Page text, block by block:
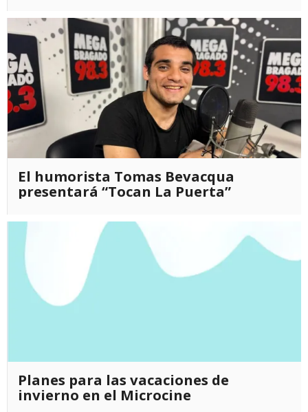
El humorista Tomas Bevacqua
presentará “Tocan La Puerta”
Planes para las vacaciones de
invierno en el Microcine